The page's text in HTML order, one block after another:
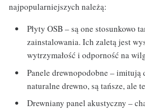
najpopularniejszych należą:
Płyty OSB – są one stosunkowo
zainstalowania. Ich zaletą jest
wytrzymałość i odporność na
Panele drewnopodobne – imitują
naturalne drewno, są tańsze, ale
Drewniany panel akustyczny –